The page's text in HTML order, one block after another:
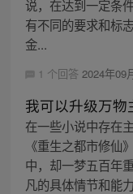
说，在达到一定条
有不同的要求和标
金...
1 个回答 2024年09
我可以升级万物
在一些小说中存在
《重生之都市修仙
中，却一梦五百年
凡的具体情节和能